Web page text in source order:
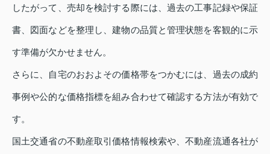
したがって、売却を検討する際には、過去の工事記録や保証
書、図面などを整理し、建物の品質と管理状態を客観的に示
す準備が欠かせません。
さらに、自宅のおおよその価格帯をつかむには、過去の成約
事例や公的な価格指標を組み合わせて確認する方法が有効で
す。
国土交通省の不動産取引価格情報検索や、不動産流通各社が